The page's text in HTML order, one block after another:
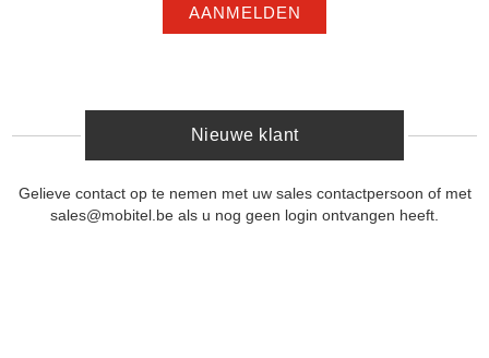
AANMELDEN
Nieuwe klant
Gelieve contact op te nemen met uw sales contactpersoon of met
sales@mobitel.be als u nog geen login ontvangen heeft.